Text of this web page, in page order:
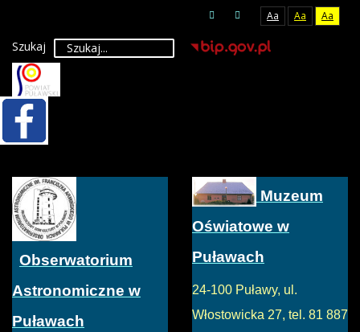
Aa Aa Aa
Szukaj
Obserwatorium
Astronomiczne w
Puławach
Muzeum
Oświatowe w
Puławach
24-100 Puławy, ul.
Włostowicka 27, tel. 81 887